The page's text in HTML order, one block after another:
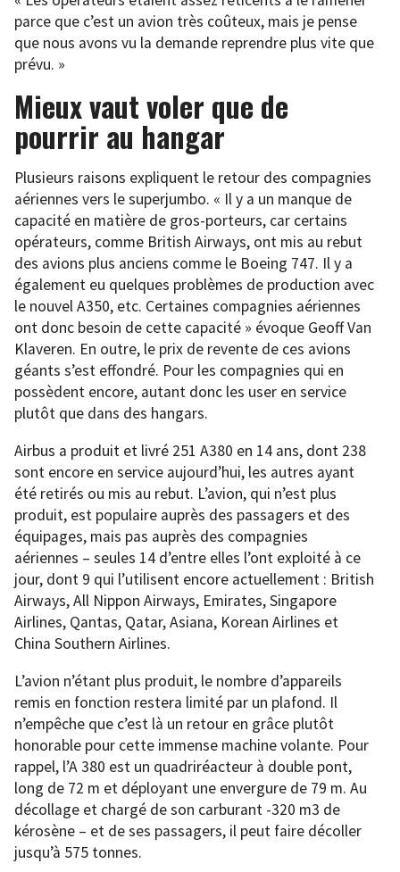
parce que c’est un avion très coûteux, mais je pense
que nous avons vu la demande reprendre plus vite que
prévu. »
Mieux vaut voler que de
pourrir au hangar
Plusieurs raisons expliquent le retour des compagnies
aériennes vers le superjumbo. « Il y a un manque de
capacité en matière de gros-porteurs, car certains
opérateurs, comme British Airways, ont mis au rebut
des avions plus anciens comme le Boeing 747. Il y a
également eu quelques problèmes de production avec
le nouvel A350, etc. Certaines compagnies aériennes
ont donc besoin de cette capacité » évoque Geoff Van
Klaveren. En outre, le prix de revente de ces avions
géants s’est effondré. Pour les compagnies qui en
possèdent encore, autant donc les user en service
plutôt que dans des hangars.
Airbus a produit et livré 251 A380 en 14 ans, dont 238
sont encore en service aujourd’hui, les autres ayant
été retirés ou mis au rebut. L’avion, qui n’est plus
produit, est populaire auprès des passagers et des
équipages, mais pas auprès des compagnies
aériennes – seules 14 d’entre elles l’ont exploité à ce
jour, dont 9 qui l’utilisent encore actuellement : British
Airways, All Nippon Airways, Emirates, Singapore
Airlines, Qantas, Qatar, Asiana, Korean Airlines et
China Southern Airlines.
L’avion n’étant plus produit, le nombre d’appareils
remis en fonction restera limité par un plafond. Il
n’empêche que c’est là un retour en grâce plutôt
honorable pour cette immense machine volante. Pour
rappel, l’A 380 est un quadriréacteur à double pont,
long de 72 m et déployant une envergure de 79 m. Au
décollage et chargé de son carburant -320 m3 de
kérosène – et de ses passagers, il peut faire décoller
jusqu’à 575 tonnes.